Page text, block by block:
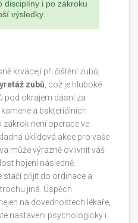
disciplíny i po zákroku
výsledky.
krvácejí při čištění zubů,
zubů, což je hluboké
pod okrajem dásní za
a bakteriálních
zákrok není operace ve
úklidová akce pro vaše
může výrazně ovlivnit váš
hojení následně.
stačí přijít do ordinace a
jiná. Úspěch
na dovednostech lékaře,
nastaveni psychologicky i